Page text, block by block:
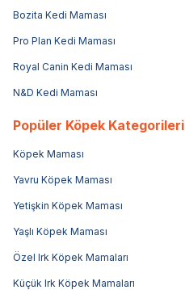
Bozita Kedi Maması
Pro Plan Kedi Maması
Royal Canin Kedi Maması
N&D Kedi Maması
Popüler Köpek Kategorileri
Köpek Maması
Yavru Köpek Maması
Yetişkin Köpek Maması
Yaşlı Köpek Maması
Özel Irk Köpek Mamaları
Küçük Irk Köpek Mamaları